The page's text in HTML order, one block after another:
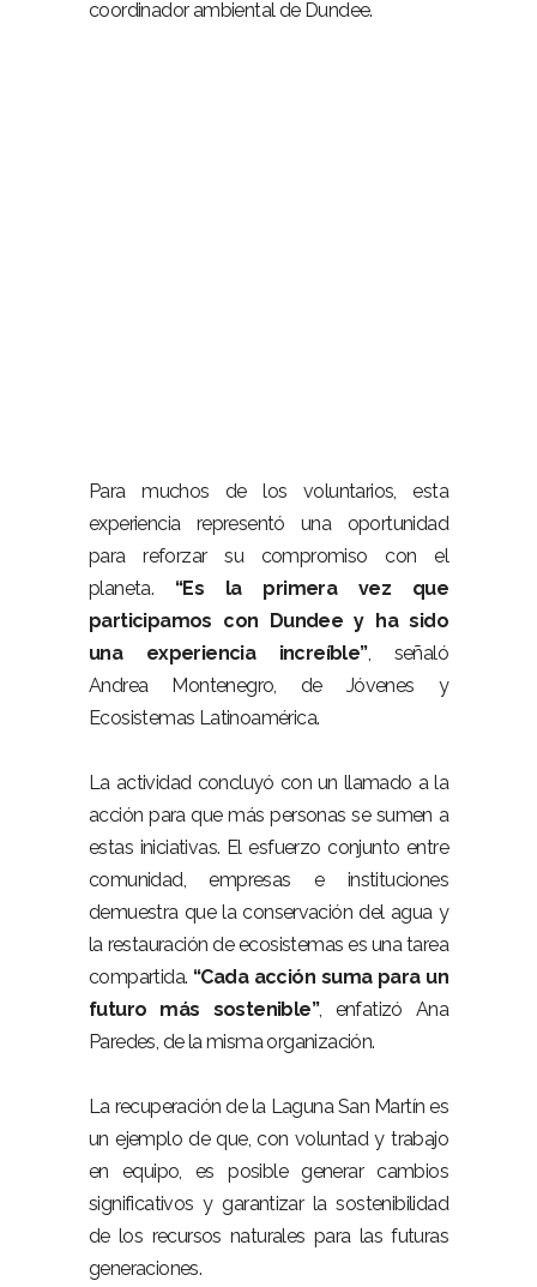
coordinador ambiental de Dundee.
Para muchos de los voluntarios, esta
experiencia representó una oportunidad
para reforzar su compromiso con el
planeta. “Es la primera vez que
participamos con Dundee y ha sido
una experiencia increíble”, señaló
Andrea Montenegro, de Jóvenes y
Ecosistemas Latinoamérica.
La actividad concluyó con un llamado a la
acción para que más personas se sumen a
estas iniciativas. El esfuerzo conjunto entre
comunidad, empresas e instituciones
demuestra que la conservación del agua y
la restauración de ecosistemas es una tarea
compartida. “Cada acción suma para un
futuro más sostenible”, enfatizó Ana
Paredes, de la misma organización.
La recuperación de la Laguna San Martín es
un ejemplo de que, con voluntad y trabajo
en equipo, es posible generar cambios
significativos y garantizar la sostenibilidad
de los recursos naturales para las futuras
generaciones.